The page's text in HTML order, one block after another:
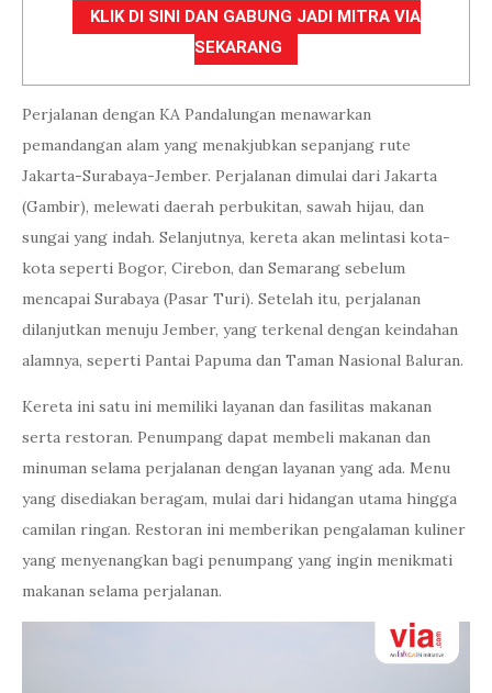
KLIK DI SINI DAN GABUNG JADI MITRA VIA
SEKARANG
Perjalanan dengan KA Pandalungan menawarkan
pemandangan alam yang menakjubkan sepanjang rute
Jakarta-Surabaya-Jember. Perjalanan dimulai dari Jakarta
(Gambir), melewati daerah perbukitan, sawah hijau, dan
sungai yang indah. Selanjutnya, kereta akan melintasi kota-
kota seperti Bogor, Cirebon, dan Semarang sebelum
mencapai Surabaya (Pasar Turi). Setelah itu, perjalanan
dilanjutkan menuju Jember, yang terkenal dengan keindahan
alamnya, seperti Pantai Papuma dan Taman Nasional Baluran.
Kereta ini satu ini memiliki layanan dan fasilitas makanan
serta restoran. Penumpang dapat membeli makanan dan
minuman selama perjalanan dengan layanan yang ada. Menu
yang disediakan beragam, mulai dari hidangan utama hingga
camilan ringan. Restoran ini memberikan pengalaman kuliner
yang menyenangkan bagi penumpang yang ingin menikmati
makanan selama perjalanan.